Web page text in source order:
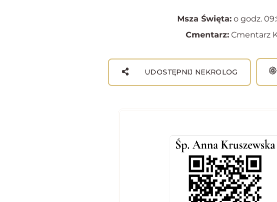
Msza Święta:o godz.
Cmentarz:Cmentarz
UDOSTĘPNIJ NEKROLOG